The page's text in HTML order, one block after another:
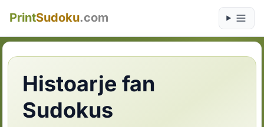
PrintSudoku.com
Histoarje fan
Sudokus